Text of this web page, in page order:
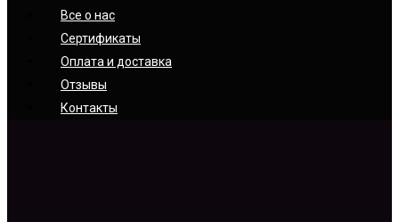
Все о нас
Сертификаты
Оплата и доставка
Отзывы
Контакты